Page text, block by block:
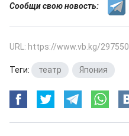
Сообщи свою новость:
URL: https://www.vb.kg/297550
Теги: театр Япония